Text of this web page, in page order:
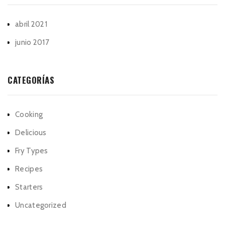
abril 2021
junio 2017
CATEGORÍAS
Cooking
Delicious
Fry Types
Recipes
Starters
Uncategorized